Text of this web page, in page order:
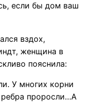
если бы дом ваш
вздох,
женщина в
пояснила:
У многих корни
проросли…А